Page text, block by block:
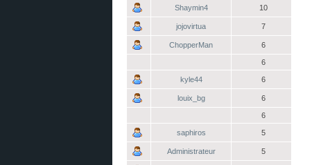
Shaymin4 10
jojovirtua 7
ChopperMan 6
6
kyle44 6
louix_bg 6
6
saphiros 5
Administrateur 5